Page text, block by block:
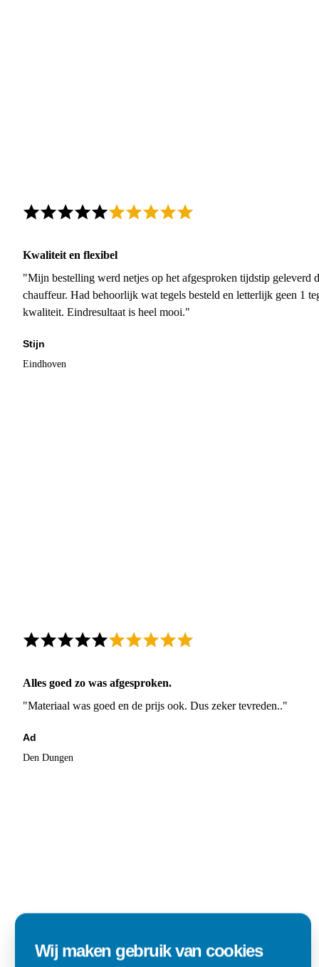
Kwaliteit en flexibel
"Mijn bestelling werd netjes op het afgesproken tijdstip geleverd
chauffeur. Had behoorlijk wat tegels besteld en letterlijk geen 1
kwaliteit. Eindresultaat is heel mooi."
Stijn
Eindhoven
Alles goed zo was afgesproken.
"Materiaal was goed en de prijs ook. Dus zeker tevreden.."
Ad
Den Dungen
Wij maken gebruik van cookies